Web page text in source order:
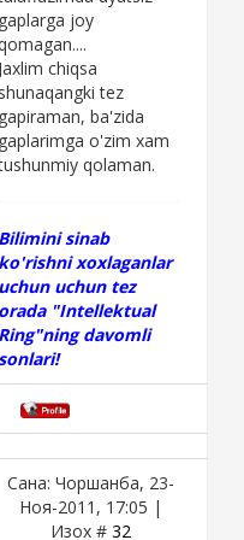
gaplarga joy
Jaxlim chiqsa
shunaqangki tez
gapiraman, ba'zida
gaplarimga o'zim xam
qolaman.
Bilimini sinab
ko'rishni xoxlaganlar
uchun uchun tez
orada "Intellektual
Ring"ning davomli
Сана: Чоршанба, 23-
Ноя-2011, 17:05 |
Изох # 32